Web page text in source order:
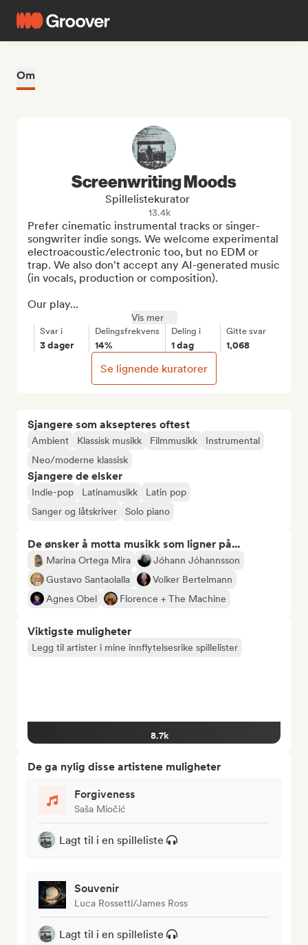
Om
Sjangere som aksepteres oftest
Ambient Klassisk musikk Filmmusikk
Instrumental
Neo/moderne klassisk
Sjangere de elsker
Indie-pop Latinamusikk
Latin pop
Sanger og låtskriver
Solo piano
De ønsker å motta musikk som ligner på...
Marina Ortega Mira
Jóhann Jóhannsson
Gustavo Santaolalla
Volker Bertelmann
Agnes Obel
Florence + The Machine
Viktigste muligheter
Legg til artister i mine innflytelsesrike spillelister
8.7k
De ga nylig disse artistene muligheter
Forgiveness
Saša Miočić
Lagt til i en spilleliste
Souvenir
Luca Rossetti/James Ross
Lagt til i en spilleliste
Screenwriting Moods
Spillelistekurator
13.4k
Prefer cinematic instrumental tracks or singer-
songwriter indie songs. We welcome experimental
electroacoustic/electronic too, but no EDM or
trap. We also don't accept any AI-generated music
(in vocals, production or composition).
Our play...
Vis mer
Svar i
3 dager
Delingsfrekvens
14%
Deling i
1 dag
Gitte svar
1,068
Se lignende kuratorer